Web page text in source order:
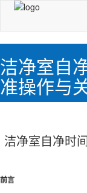
洁净室自
准操作与
洁净室自净时
前言